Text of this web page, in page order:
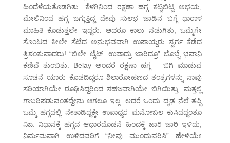
ಹಿಂದೆಳೆಯತೊಡಗಿತು. ಕೆಳಗಿನಿಂದ ರಕ್ಷಣಾ ಹಗ್ಗ ಕಟ್ಟಿಬಿಟ್ಟ ಅಭಯ,
ಮೇಲಿನಿಂದ ಹಗ್ಗ ಜಗ್ಗುತ್ತಿದ್ದ ದೇವು ಸುಲಭ ಜಾಡಿನ ಬಗ್ಗೆ ಧಾರಾಳ
ಮಾಹಿತಿ ಕೊಡುತ್ತಲೇ ಇದ್ದರು. ಆದರೂ ಕಾಲು ನಡುಗಿತು, ಒಮ್ಮೆಗೇ
ಸೊಂಟದ ಕೀಲೇ ಸೆಟೆದ ಅನುಭವವಾಗಿ ಉಪಾಯ್ದರು ಸ್ವರ್ಗ ಕೆಡೆದ
ತ್ರಿಶಂಕುವಾದರು! “ಬಿಲೇ ಟೈಟ್. ಉಪಾದ್ರು ಜಾರಿದ್ರೂ” ಬೊಬ್ಬೆ ಭವಾನಿ
ಕಣಿವೆ ತುಂಬಿತು. Belay ಅಂದರೆ ರಕ್ಷಣಾ ಹಗ್ಗ – ಬಿಗಿ ಮಾಡುವ
ಸೂಚನೆ ಯಾರು ಕೊಡದಿದ್ದರೂ ಶಿಲಾರೋಹಣದ ತಂತ್ರಗಳನ್ನು ನಾವು
ಸರಿಯಾಗಿಯೇ ರೂಢಿಸಿದ್ದರಿಂದ ಸಹಜವಾಗಿಯೇ ಬಿಗಿಯಿತ್ತು. ಮತ್ತಲ್ಲಿ
ಗಾಬರಿಪಡುವಂತದ್ದೇನು ಆಗಲೂ ಇಲ್ಲ. ಆದರೆ ಒಂದು ದೃಢ ನೆಲೆ ತಪ್ಪಿ
ಒಮ್ಮೆ ಹಗ್ಗದಲ್ಲಿ ನೇತಾಡಿದ್ದಕ್ಕೇ ಉಪಾಧ್ಯರ ಮನೋಬಲ ಕುಸಿದದ್ದಂತೂ
ನಿಜ. ನಿಧಾನಕ್ಕೆ ಹಗ್ಗದ ಆಧಾರದೊಡನೆ ಹಿಂದಕ್ಕೆ ಜಾರಿ ಜಾರಿ ಇಳಿದು,
ನಿರ್ಮಮವಾಗಿ ಉಳಿದವರಿಗೆ “ನೀವು ಮುಂದುವರಿಸಿ” ಹೇಳಿಯೇ